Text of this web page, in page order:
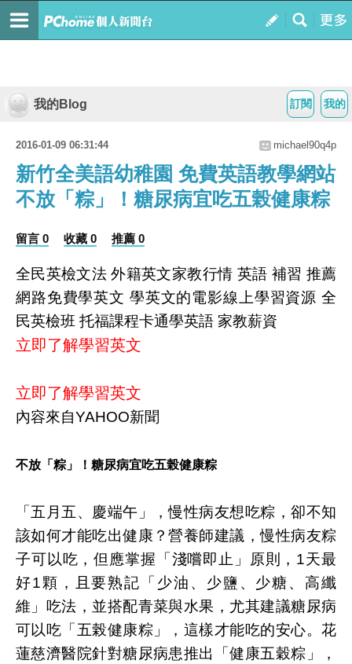
我的
訂閱
我的Blog
2016-01-09 06:31:44 michael90q4p
新竹全美語幼稚園 免費英語教學網站
不放「粽」！糖尿病宜吃五榖健康粽
留言 0 收藏 0 推薦 0
全民英檢文法 外籍英文家教行情 英語 補習 推薦
網路免費學英文 學英文的電影線上學習資源 全
民英檢班 托福課程卡通學英語 家教薪資
立即了解學習英文
立即了解學習英文
內容來自YAHOO新聞
不放「粽」！糖尿病宜吃五榖健康粽
「五月五、慶端午」，慢性病友想吃粽，卻不知
該如何才能吃出健康？營養師建議，慢性病友粽
子可以吃，但應掌握「淺嚐即止」原則，1天最
好1顆，且要熟記「少油、少鹽、少糖、高纖
維」吃法，並搭配青菜與水果，尤其建議糖尿病
可以吃「五榖健康粽」，這樣才能吃的安心。花
蓮慈濟醫院針對糖尿病患推出「健康五穀粽」，